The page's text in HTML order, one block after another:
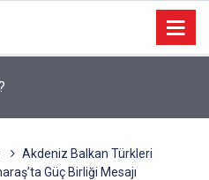
Akdeniz Balkan Türkleri
Güç Birliği Mesajı